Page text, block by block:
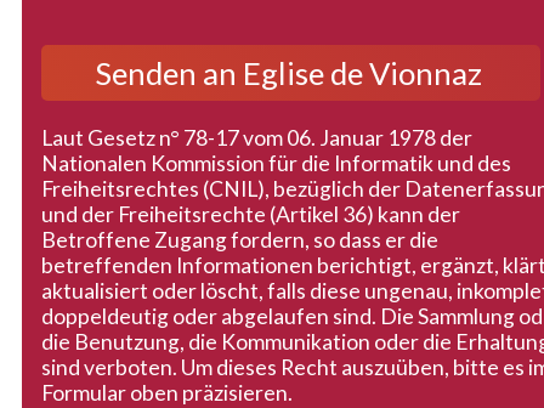
Laut Gesetz n° 78-17 vom 06. Januar 1978 der
Nationalen Kommission für die Informatik und des
Freiheitsrechtes (CNIL), bezüglich der
und der Freiheitsrechte (Artikel 36) kann der
Betroffene Zugang fordern, so dass er die
betreffenden Informationen berichtigt, ergänzt,
aktualisiert oder löscht, falls diese ungenau,
doppeldeutig oder abgelaufen sind. Die Sammlung
die Benutzung, die Kommunikation oder die
sind verboten. Um dieses Recht auszuüben, bitte es
Formular oben präzisieren.